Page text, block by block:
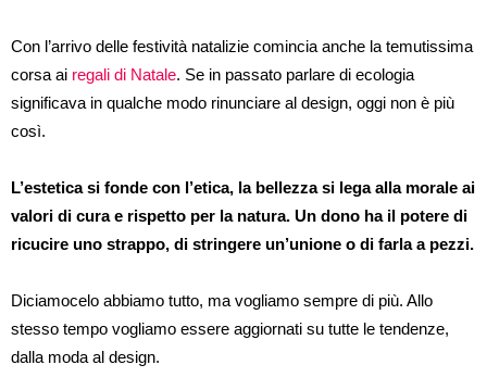
Con l’arrivo delle festività natalizie comincia anche la temutissima
corsa ai regali di Natale. Se in passato parlare di ecologia
significava in qualche modo rinunciare al design, oggi non è più
così.
L’estetica si fonde con l’etica, la bellezza si lega alla morale ai
valori di cura e rispetto per la natura. Un dono ha il potere di
ricucire uno strappo, di stringere un’unione o di farla a pezzi.
Diciamocelo abbiamo tutto, ma vogliamo sempre di più. Allo
stesso tempo vogliamo essere aggiornati su tutte le tendenze,
dalla moda al design.